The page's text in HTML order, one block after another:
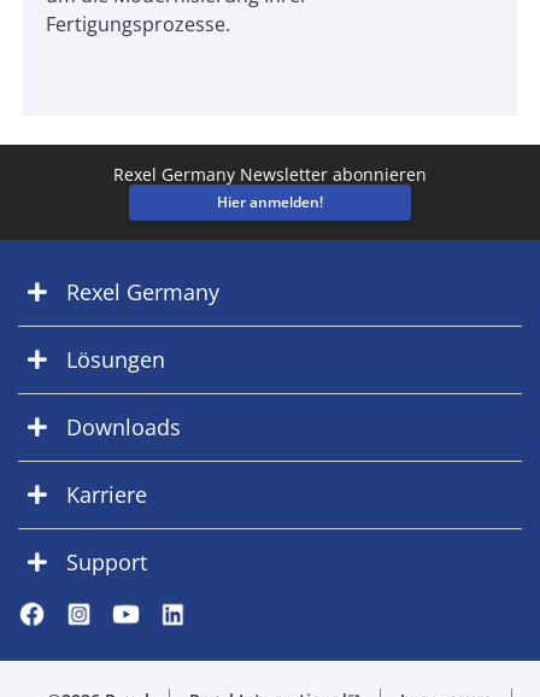
Fertigungsprozesse.
Rexel Germany Newsletter abonnieren
Hier anmelden!
Rexel Germany
Lösungen
Downloads
Karriere
Support